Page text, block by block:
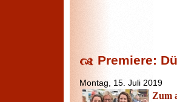
Premiere:
Montag, 15. Juli 2019
Zum